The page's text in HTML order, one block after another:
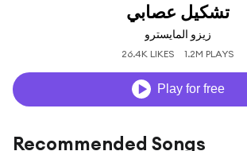
تشكيل عصابي
زيزو المايسترو
26.4K LIKES 1.2M PLAYS
Play for free
Recommended Songs